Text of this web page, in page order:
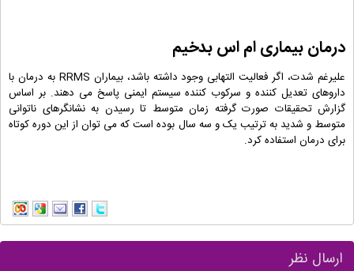
درمان بیماری ام اس بدخیم
علیرغم شدت، اگر فعالیت التهابی وجود داشته باشد، بیماران RRMS به درمان با
داروهای تعدیل کننده و سرکوب کننده سیستم ایمنی پاسخ می دهند. بر اساس
گزارش تحقیقات صورت گرفته زمان متوسط ​​تا رسیدن به نشانگرهای ناتوانی
متوسط ​​و شدید به ترتیب یک و سه سال بوده است که می توان از این دوره کوتاه
برای درمان استفاده کرد.
ارسال نظر